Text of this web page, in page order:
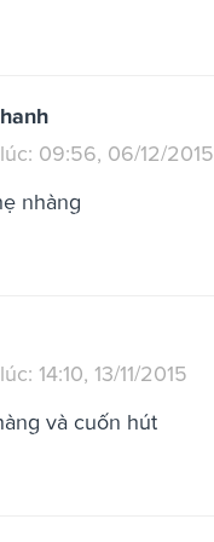
09:56, 06/12/2015
nhàng
14:10, 13/11/2015
và cuốn hút